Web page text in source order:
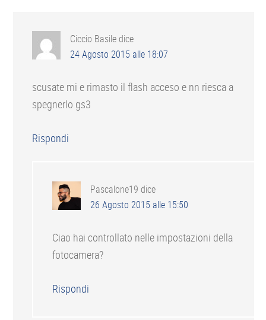
Ciccio Basile dice
24 Agosto 2015 alle 18:07
scusate mi e rimasto il flash acceso e nn riesca a
spegnerlo gs3
Rispondi
Pascalone19 dice
26 Agosto 2015 alle 15:50
Ciao hai controllato nelle impostazioni della
fotocamera?
Rispondi